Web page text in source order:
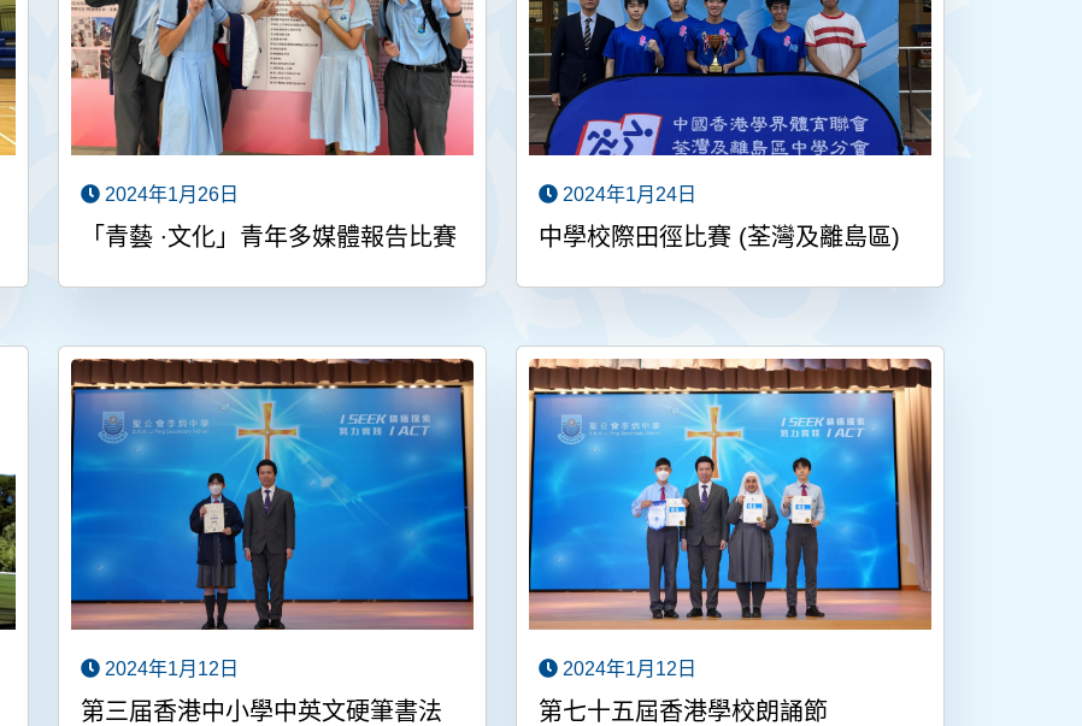
2024年1月26日
「青藝 ∙文化」青年多媒體報告比賽
2024年1月24日
中學校際田徑比賽 (荃灣及離島區)
2024年1月12日
第三届香港中小學中英文硬筆書法
2024年1月12日
第七十五屆香港學校朗誦節